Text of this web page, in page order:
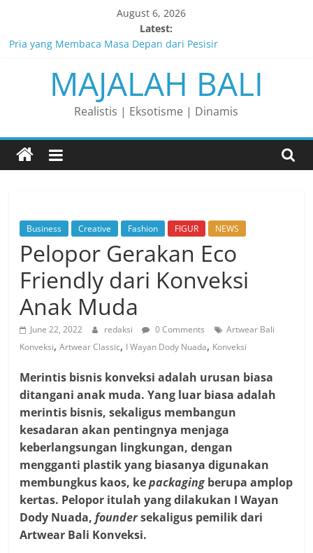
content
August 6, 2026
Latest:
Pria yang Membaca Masa Depan dari Pesisir
Membaca Peluang, Menaklukkan Tantangan, dan Membangun
Bisnis Peternakan yang Berkelanjutan
Lelaki yang Mengubah Garis Menjadi Masa Depan
Matahari yang Lahir di Pulau Dewata
Perjalanan Panjang di Balik Rasa yang Dicintai Banyak Orang
MAJALAH BALI
Realistis | Eksotisme | Dinamis
Business Creative Fashion FIGUR NEWS
Pelopor Gerakan Eco
Friendly dari Konveksi
Anak Muda
June 22, 2022 redaksi 0 Comments
Artwear Bali
Konveksi,Artwear Classic, I Wayan Dody Nuada, Konveksi
Merintis bisnis konveksi adalah urusan biasa
ditangani anak muda. Yang luar biasa adalah
merintis bisnis, sekaligus membangun
kesadaran akan pentingnya menjaga
keberlangsungan lingkungan, dengan
mengganti plastik yang biasanya digunakan
membungkus kaos, kepackagingberupa amplop
kertas. Pelopor itulah yang dilakukan I Wayan
Dody Nuada,foundersekaligus pemilik dari
Artwear Bali Konveksi.